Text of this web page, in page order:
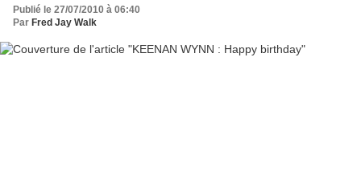
Publié le 27/07/2010 à 06:40
Par Fred Jay Walk